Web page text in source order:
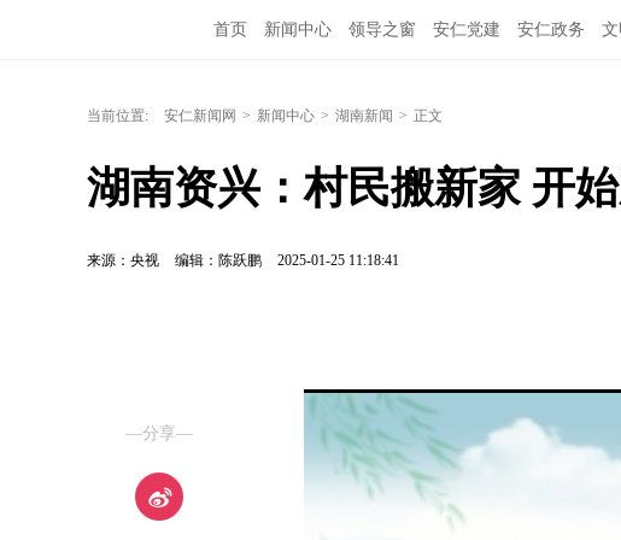
首页 新闻中心 领导之窗 安仁党建 安仁政务
当前位置: 安仁新闻网 > 新闻中心 > 湖南新闻 > 正文
湖南资兴：村民搬新家 开
来源：央视 编辑：陈跃鹏 2025-01-25 11:18:41
—分享—